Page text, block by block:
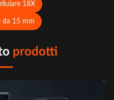
18X
da 15 mm
prodotti